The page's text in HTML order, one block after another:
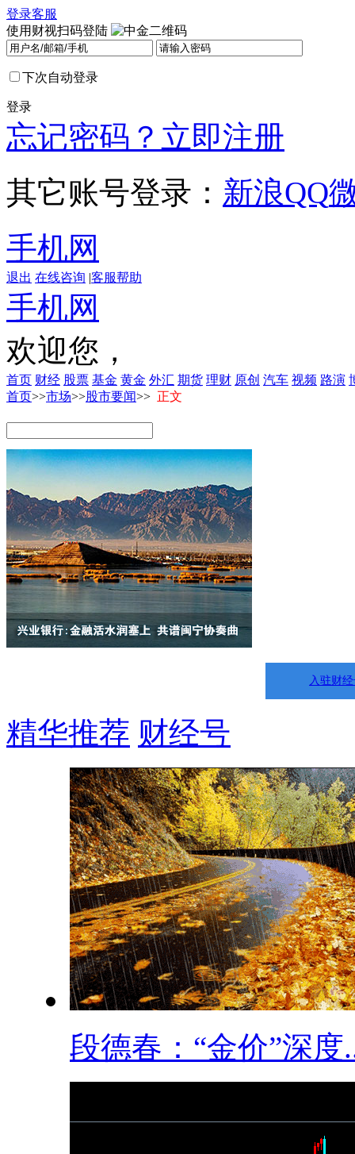
登录客服
使用财视扫码登陆
下次自动登录
登录
忘记密码？ 立即注册
其它账号登录： 新浪QQ
手机网
退出 在线咨询 |客服帮助
手机网
欢迎您，
首页 财经 股票 基金 黄金 外汇 期货 理财 原创 汽车 视频 路演
首页>>市场>>股市要闻>> 正文
入驻财
精华推荐 财经号
段德春：“金价”深度